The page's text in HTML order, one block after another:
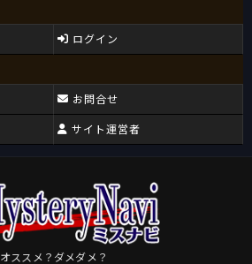
ログイン
お問合せ
サイト運営者
オススメ？ダメダメ？